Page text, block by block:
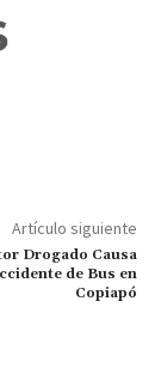
Artículo siguiente
Drogado Causa
de Bus en
Copiapó